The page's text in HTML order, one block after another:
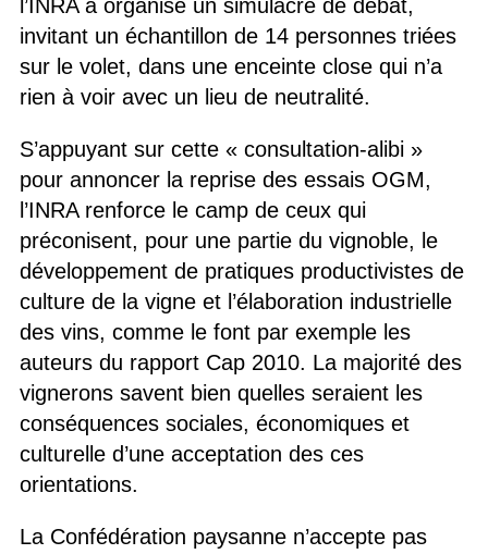
l’INRA a organisé un simulacre de débat,
invitant un échantillon de 14 personnes triées
sur le volet, dans une enceinte close qui n’a
rien à voir avec un lieu de neutralité.
S’appuyant sur cette « consultation-alibi »
pour annoncer la reprise des essais OGM,
l’INRA renforce le camp de ceux qui
préconisent, pour une partie du vignoble, le
développement de pratiques productivistes de
culture de la vigne et l’élaboration industrielle
des vins, comme le font par exemple les
auteurs du rapport Cap 2010. La majorité des
vignerons savent bien quelles seraient les
conséquences sociales, économiques et
culturelle d’une acceptation des ces
orientations.
La Confédération paysanne n’accepte pas